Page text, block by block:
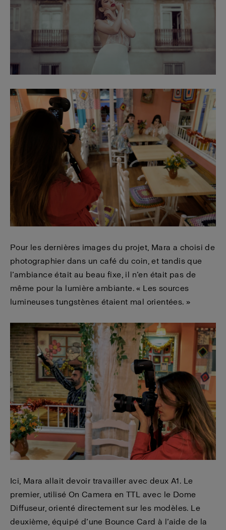
Pour les dernières images du projet, Mara a choisi de
photographier dans un café du coin, et tandis que
l’ambiance était au beau fixe, il n’en était pas de
même pour la lumière ambiante. « Les sources
lumineuses tungstènes étaient mal orientées. »
Ici, Mara allait devoir travailler avec deux A1. Le
premier, utilisé On Camera en TTL avec le Dome
Diffuseur, orienté directement sur les modèles. Le
deuxième, équipé d’une Bounce Card à l’aide de la